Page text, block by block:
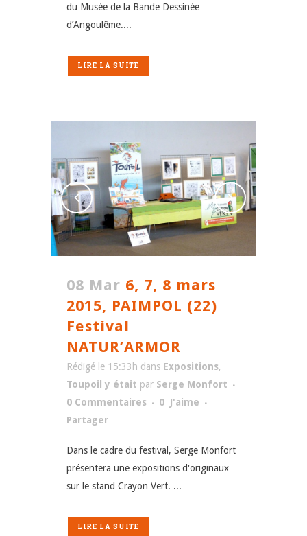
du Musée de la Bande Dessinée
d’Angoulême....
LIRE LA SUITE
08 Mar 6, 7, 8 mars
2015, PAIMPOL (22)
Festival
NATUR’ARMOR
Rédigé le 15:33h dans Expositions,
Toupoil y était par Serge Monfort
0 Commentaires
0 J'aime
Partager
Dans le cadre du festival, Serge Monfort
présentera une expositions d'originaux
sur le stand Crayon Vert. ...
LIRE LA SUITE